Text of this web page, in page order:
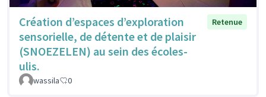
Création d’espaces d’exploration
sensorielle, de détente et de plaisir
(SNOEZELEN) au sein des écoles-
ulis.
Retenue
wassila 0